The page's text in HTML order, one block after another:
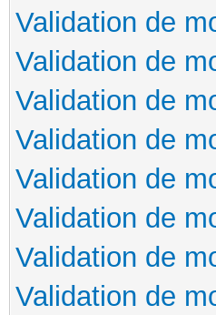
Validation de
Validation de
Validation de
Validation de
Validation de
Validation de
Validation de
Validation de